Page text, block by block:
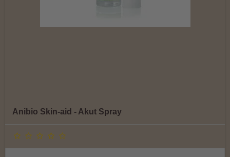
Anibio Skin-aid - Akut Spray